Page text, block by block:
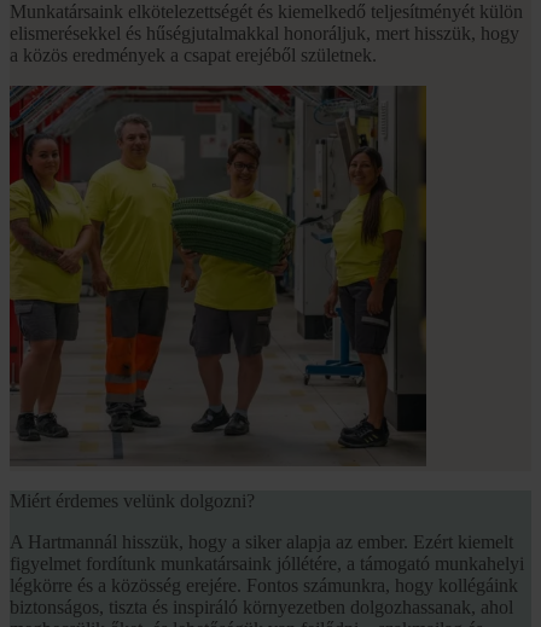
Munkatársaink elkötelezettségét és kiemelkedő teljesítményét külön
elismerésekkel és hűségjutalmakkal honoráljuk, mert hisszük, hogy
a közös eredmények a csapat erejéből születnek.
Miért érdemes velünk dolgozni?
A Hartmannál hisszük, hogy a siker alapja az ember. Ezért kiemelt
figyelmet fordítunk munkatársaink jóllétére, a támogató munkahelyi
légkörre és a közösség erejére. Fontos számunkra, hogy kollégáink
biztonságos, tiszta és inspiráló környezetben dolgozhassanak, ahol